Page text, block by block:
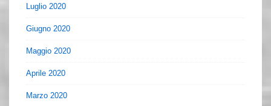
Luglio 2020
Giugno 2020
Maggio 2020
Aprile 2020
Marzo 2020